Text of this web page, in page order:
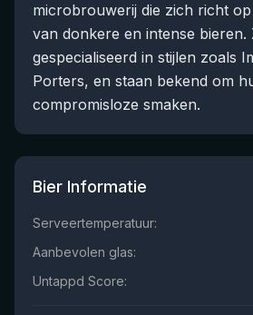
microbrouwerij die zich richt
van donkere en intense bieren.
gespecialiseerd in stijlen zoals
Porters, en staan bekend om
compromisloze smaken.
Bier Informatie
Serveertemperatuur:
Aanbevolen glas:
Untappd Score: